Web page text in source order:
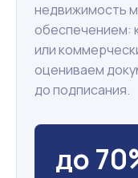
недвижимость
обеспечением:
или
оцениваем
до подписания.
до